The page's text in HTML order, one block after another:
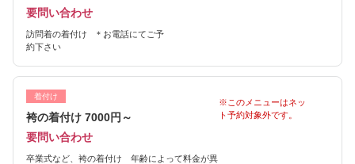
要問い合わせ
訪問着の着付け ＊お電話にてご予
約下さい
着付け
袴の着付け 7000円～
要問い合わせ
卒業式など、袴の着付け 年齢によって料金が異
※このメニューはネッ
ト予約対象外です。